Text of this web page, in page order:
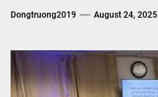
Dongtruong2019 August 24, 2025